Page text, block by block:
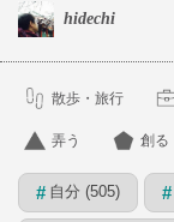
hidechi
散歩・旅行
弄う 創る
# 自分 (505) #